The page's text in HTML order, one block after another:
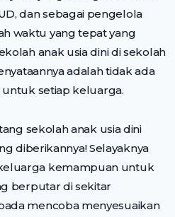
dan sebagai pengelola
waktu yang tepat yang
anak usia dini di sekolah
adalah tidak ada
untuk setiap keluarga.
sekolah anak usia dini
diberikannya! Selayaknya
kemampuan untuk
berputar di sekitar
mencoba menyesuaikan